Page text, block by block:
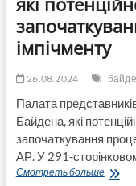
імпічменту
26.08.2024
Палата
Байдена, які
започаткування
АР. У 291-
Смотреть большеПалата